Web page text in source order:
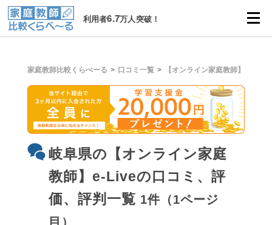
利用者6.7万人突破！
家庭教師比較くらべーる 口コミ一覧 【オンライン家庭教師】e-Live
岐阜県の【オンライン家庭
教師】e-Liveの口コミ、評
価、評判一覧 1件（1ページ
目）